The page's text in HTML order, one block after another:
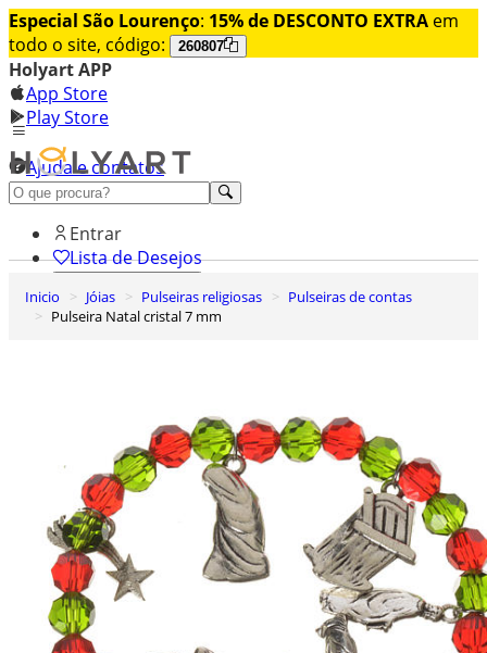
Especial São Lourenço: 15% de DESCONTO EXTRA em
todo o site, código:
260807
Holyart APP
App Store
Play Store
Ajuda e contatos
Conheça premium
Entrar
Lista de Desejos
0
Carrinho de Compras
Inicio Jóias Pulseiras religiosas
Pulseiras de contas
Pulseira Natal cristal 7 mm